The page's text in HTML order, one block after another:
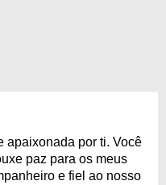
apaixonada por ti. Você
paz para os meus
e fiel ao nosso